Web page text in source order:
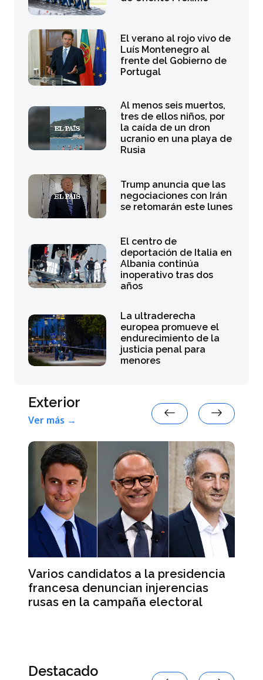
El verano al rojo vivo de
Luís Montenegro al
frente del Gobierno de
Portugal
Al menos seis muertos,
tres de ellos niños, por
la caída de un dron
ucranio en una playa de
Rusia
Trump anuncia que las
negociaciones con Irán
se retomarán este lunes
El centro de
deportación de Italia en
Albania continúa
inoperativo tras dos
años
La ultraderecha
europea promueve el
endurecimiento de la
justicia penal para
menores
Exterior
Ver más →
Varios candidatos a la presidencia
francesa denuncian injerencias
rusas en la campaña electoral
Destacado